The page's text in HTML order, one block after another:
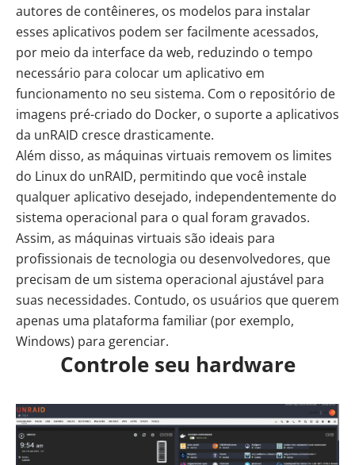
autores de contêineres, os modelos para instalar
esses aplicativos podem ser facilmente acessados,
por meio da interface da web, reduzindo o tempo
necessário para colocar um aplicativo em
funcionamento no seu sistema. Com o repositório de
imagens pré-criado do Docker, o suporte a aplicativos
da unRAID cresce drasticamente.
Além disso, as máquinas virtuais removem os limites
do Linux do unRAID, permitindo que você instale
qualquer aplicativo desejado, independentemente do
sistema operacional para o qual foram gravados.
Assim, as máquinas virtuais são ideais para
profissionais de tecnologia ou desenvolvedores, que
precisam de um sistema operacional ajustável para
suas necessidades. Contudo, os usuários que querem
apenas uma plataforma familiar (por exemplo,
Windows) para gerenciar.
Controle seu hardware